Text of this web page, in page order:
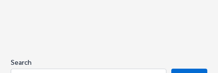
Search